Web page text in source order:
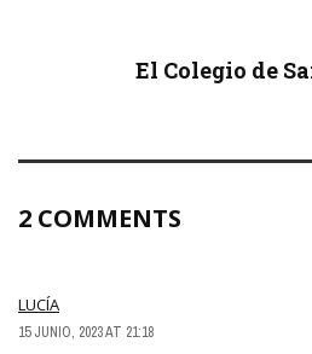
El Colegio de
2 COMMENTS
LUCÍA
15 JUNIO, 2023 AT 21:18